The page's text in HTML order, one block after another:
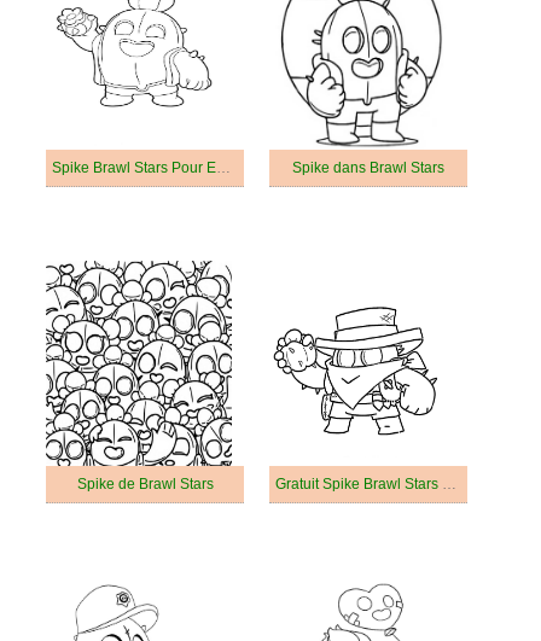
Spike Brawl Stars Pour Enfants Spike dans Brawl Stars
Spike de Brawl Stars Gratuit Spike Brawl Stars Pour les Enfants